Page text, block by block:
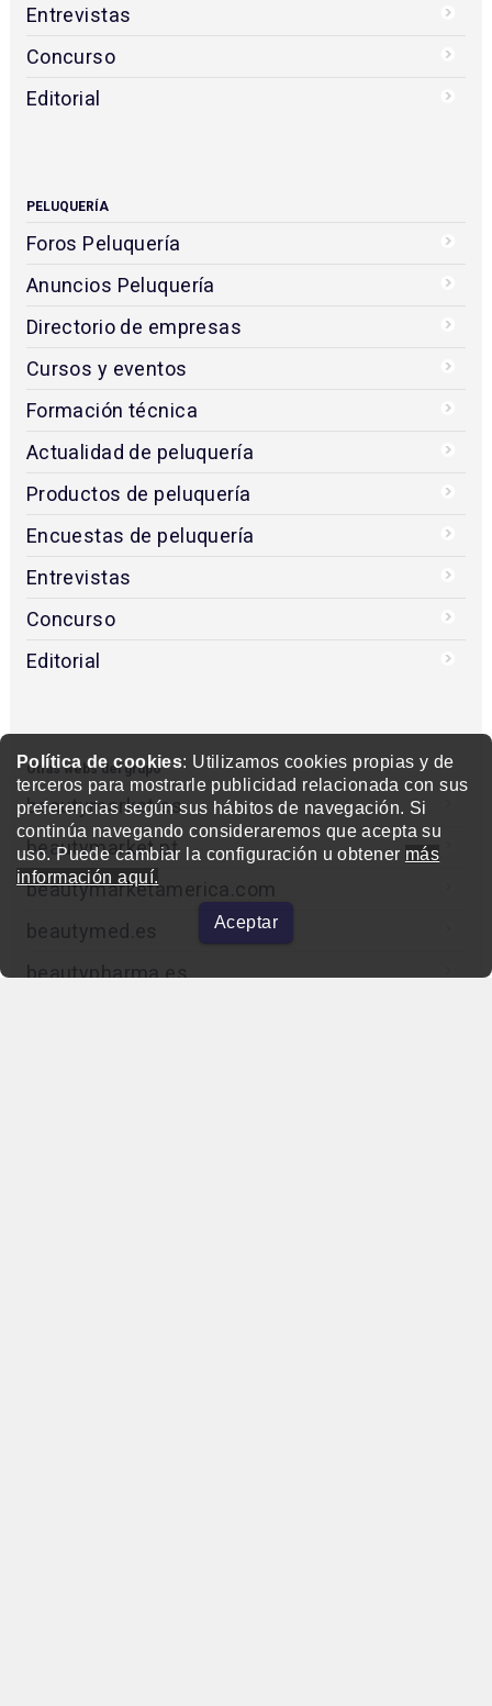
Política de cookies: Utilizamos cookies propias y de
terceros para mostrarle publicidad relacionada con sus
preferencias según sus hábitos de navegación. Si
continúa navegando consideraremos que acepta su
uso. Puede cambiar la configuración u obtener más
información aquí.
Aceptar
Entrevistas
Concurso
Editorial
PELUQUERÍA
Foros Peluquería
Anuncios Peluquería
Directorio de empresas
Cursos y eventos
Formación técnica
Actualidad de peluquería
Productos de peluquería
Encuestas de peluquería
Entrevistas
Concurso
Editorial
Otras webs del grupo
beautymarket.es
beautymarket.pt
beautymarketamerica.com
beautymed.es
beautypharma.es